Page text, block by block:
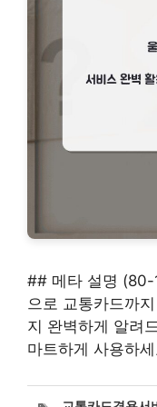
## 메타 설명 (80-
으로 교통카드까
지 완벽하게 알려
마트하게 사용하
태